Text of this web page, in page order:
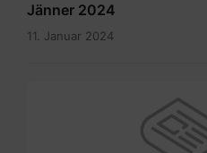
Jänner 2024
11. Januar 2024